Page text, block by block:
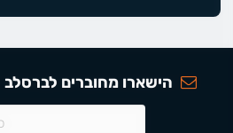
הישארו מחוברים